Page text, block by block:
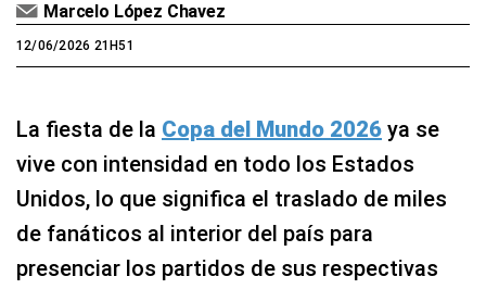
Marcelo López Chavez
12/06/2026 21H51
La fiesta de la Copa del Mundo 2026 ya se
vive con intensidad en todo los Estados
Unidos, lo que significa el traslado de miles
de fanáticos al interior del país para
presenciar los partidos de sus respectivas